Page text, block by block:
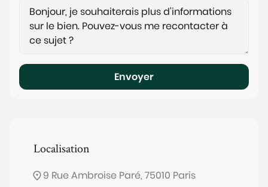
Envoyer
Localisation
9 Rue Ambroise Paré, 75010 Paris